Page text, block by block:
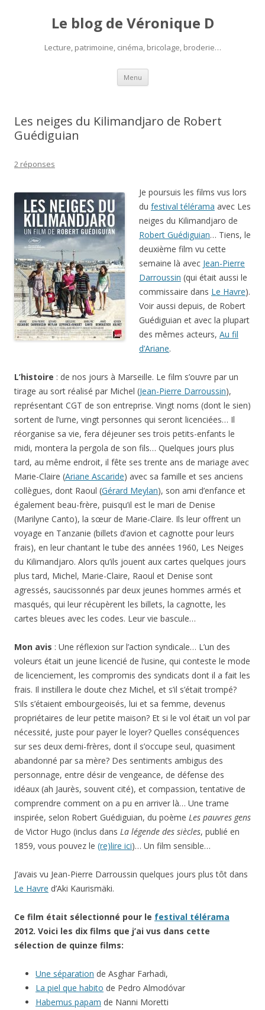
Le blog de Véronique D
Lecture, patrimoine, cinéma, bricolage, broderie…
Menu Aller
contenu
Les neiges du Kilimandjaro de Robert
Guédiguian
2 réponses
Je poursuis les films vus lors
du festival télérama avec Les
neiges du Kilimandjaro de
Robert Guédiguian… Tiens, le
deuxième film vu cette
semaine là avec Jean-Pierre
Darroussin (qui était aussi le
commissaire dans Le Havre).
Voir aussi depuis, de Robert
Guédiguian et avec la plupart
des mêmes acteurs, Au fil
d’Ariane.
L’histoire : de nos jours à Marseille. Le film s’ouvre par un
tirage au sort réalisé par Michel (Jean-Pierre Darroussin),
représentant CGT de son entreprise. Vingt noms (dont le sien)
sortent de l’urne, vingt personnes qui seront licenciées… Il
réorganise sa vie, fera déjeuner ses trois petits-enfants le
midi, montera la pergola de son fils… Quelques jours plus
tard, au même endroit, il fête ses trente ans de mariage avec
Marie-Claire (Ariane Ascaride) avec sa famille et ses anciens
collègues, dont Raoul (Gérard Meylan), son ami d’enfance et
également beau-frère, puisqu’il est le mari de Denise
(Marilyne Canto), la sœur de Marie-Claire. Ils leur offrent un
voyage en Tanzanie (billets d’avion et cagnotte pour leurs
frais), en leur chantant le tube des années 1960, Les Neiges
du Kilimandjaro. Alors qu’ils jouent aux cartes quelques jours
plus tard, Michel, Marie-Claire, Raoul et Denise sont
agressés, saucissonnés par deux jeunes hommes armés et
masqués, qui leur récupèrent les billets, la cagnotte, les
cartes bleues avec les codes. Leur vie bascule…
Mon avis : Une réflexion sur l’action syndicale… L’un des
voleurs était un jeune licencié de l’usine, qui conteste le mode
de licenciement, les compromis des syndicats dont il a fait les
frais. Il instillera le doute chez Michel, et s’il s’était trompé?
S’ils s’étaient embourgeoisés, lui et sa femme, devenus
propriétaires de leur petite maison? Et si le vol était un vol par
nécessité, juste pour payer le loyer? Quelles conséquences
sur ses deux demi-frères, dont il s’occupe seul, quasiment
abandonné par sa mère? Des sentiments ambigus des
personnage, entre désir de vengeance, de défense des
idéaux (ah Jaurès, souvent cité), et compassion, tentative de
comprendre comment on a pu en arriver là… Une trame
inspirée, selon Robert Guédiguian, du poème Les pauvres gens
de Victor Hugo (inclus dans La légende des siècles, publié en
1859, vous pouvez le (re)lire ici)… Un film sensible…
J’avais vu Jean-Pierre Darroussin quelques jours plus tôt dans
Le Havre d’Aki Kaurismäki.
Ce film était sélectionné pour le festival télérama
2012. Voici les dix films que j’ai vus dans cette
sélection de quinze films:
Une séparation de Asghar Farhadi,
La piel que habito de Pedro Almodóvar
Habemus papam de Nanni Moretti